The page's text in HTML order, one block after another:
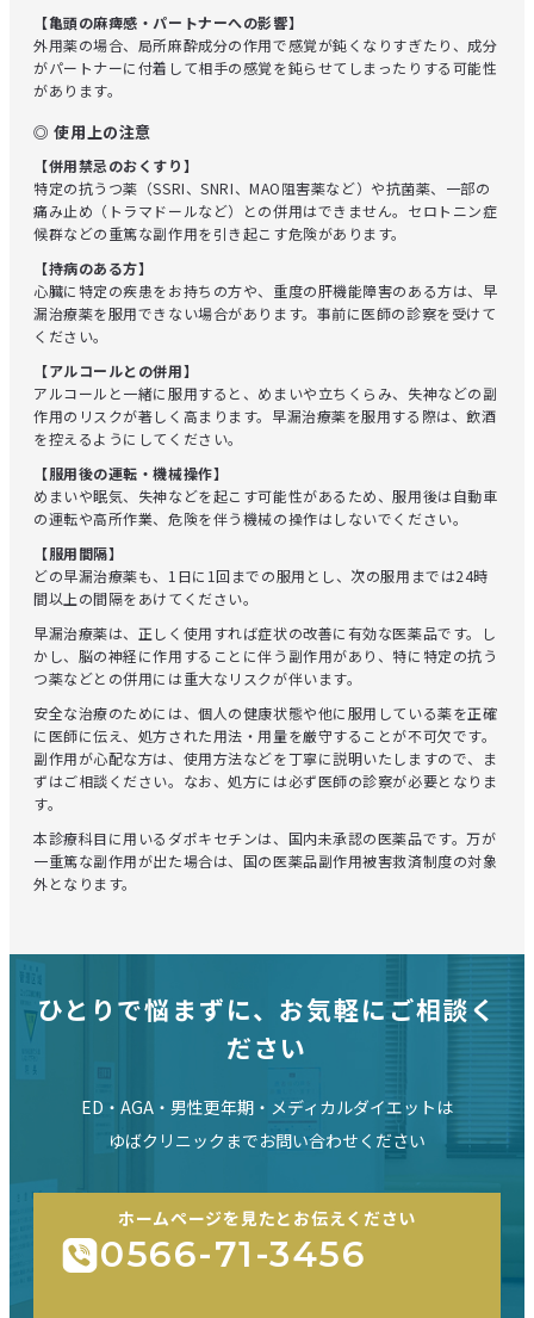
【亀頭の麻痺感・パートナーへの影響】
外用薬の場合、局所麻酔成分の作用で感覚が鈍くなりすぎたり、成分
がパートナーに付着して相手の感覚を鈍らせてしまったりする可能性
があります。
◎ 使用上の注意
【併用禁忌のおくすり】
特定の抗うつ薬（SSRI、SNRI、MAO阻害薬など）や抗菌薬、一部の
痛み止め（トラマドールなど）との併用はできません。セロトニン症
候群などの重篤な副作用を引き起こす危険があります。
【持病のある方】
心臓に特定の疾患をお持ちの方や、重度の肝機能障害のある方は、早
漏治療薬を服用できない場合があります。事前に医師の診察を受けて
ください。
【アルコールとの併用】
アルコールと一緒に服用すると、めまいや立ちくらみ、失神などの副
作用のリスクが著しく高まります。早漏治療薬を服用する際は、飲酒
を控えるようにしてください。
【服用後の運転・機械操作】
めまいや眠気、失神などを起こす可能性があるため、服用後は自動車
の運転や高所作業、危険を伴う機械の操作はしないでください。
【服用間隔】
どの早漏治療薬も、1日に1回までの服用とし、次の服用までは24時
間以上の間隔をあけてください。
早漏治療薬は、正しく使用すれば症状の改善に有効な医薬品です。し
かし、脳の神経に作用することに伴う副作用があり、特に特定の抗う
つ薬などとの併用には重大なリスクが伴います。
安全な治療のためには、個人の健康状態や他に服用している薬を正確
に医師に伝え、処方された用法・用量を厳守することが不可欠です。
副作用が心配な方は、使用方法などを丁寧に説明いたしますので、ま
ずはご相談ください。なお、処方には必ず医師の診察が必要となりま
す。
本診療科目に用いるダポキセチンは、国内未承認の医薬品です。万が
一重篤な副作用が出た場合は、国の医薬品副作用被害救済制度の対象
外となります。
ひとりで悩まずに、お気軽にご相談く
ださい
ED・AGA・男性更年期・メディカルダイエットは
ゆばクリニックまでお問い合わせください
ホームページを見たとお伝えください
0566-71-3456